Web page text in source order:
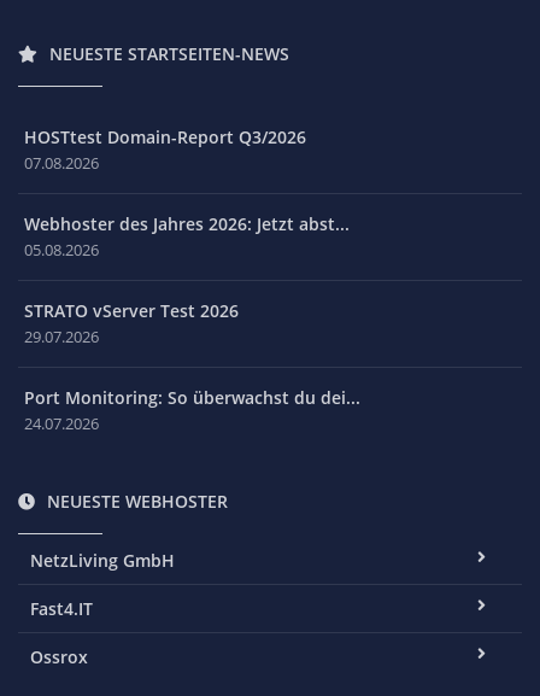
NEUESTE STARTSEITEN-NEWS
HOSTtest Domain-Report Q3/2026
07.08.2026
Webhoster des Jahres 2026: Jetzt abst...
05.08.2026
STRATO vServer Test 2026
29.07.2026
Port Monitoring: So überwachst du dei...
24.07.2026
NEUESTE WEBHOSTER
NetzLiving GmbH
Fast4.IT
Ossrox